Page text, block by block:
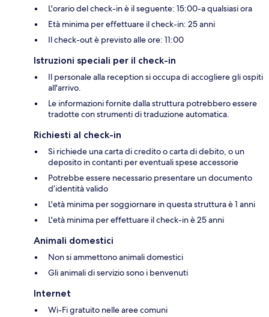
L'orario del check-in è il seguente: 15:00-a qualsiasi ora
Età minima per effettuare il check-in: 25 anni
Il check-out è previsto alle ore: 11:00
Istruzioni speciali per il check-in
Il personale alla reception si occupa di accogliere gli ospiti
all'arrivo.
Le informazioni fornite dalla struttura potrebbero essere
tradotte con strumenti di traduzione automatica.
Richiesti al check-in
Si richiede una carta di credito o carta di debito, o un
deposito in contanti per eventuali spese accessorie
Potrebbe essere necessario presentare un documento
d’identità valido
L'età minima per soggiornare in questa struttura è 1 anni
L'età minima per effettuare il check-in è 25 anni
Animali domestici
Non si ammettono animali domestici
Gli animali di servizio sono i benvenuti
Internet
Wi-Fi gratuito nelle aree comuni